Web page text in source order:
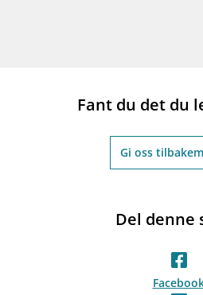
Fant du det du
Gi oss
Del denne